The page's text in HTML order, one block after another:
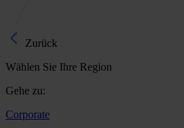
Zurück
Wählen Sie Ihre Region
Gehe zu:
Corporate